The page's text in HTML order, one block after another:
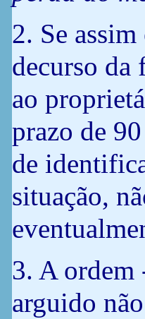
2. Se
decurso da
ao
prazo de
de
situação,
3. A ordem
arguido